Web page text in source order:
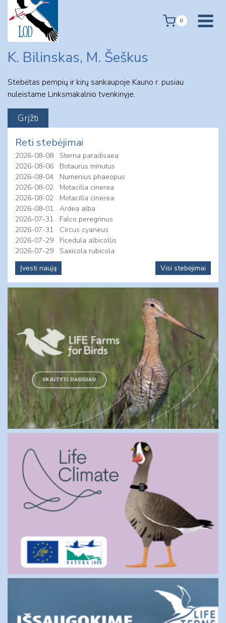
content
0
K. Bilinskas, M. Šeškus
Stebėtas pempių ir kirų sankaupoje Kauno r. pusiau
nuleistame Linksmakalnio tvenkinyje.
Reti stebėjimai
2026-08-08
Sterna paradisaea
2026-08-06
Botaurus minutus
2026-08-04
Numenius phaeopus
2026-08-02
Motacilla cinerea
2026-08-02
Motacilla cinerea
2026-08-01
Ardea alba
2026-07-31
Falco peregrinus
2026-07-31
Circus cyaneus
2026-07-29
Ficedula albicollis
2026-07-29
Saxicola rubicola
Įvesti naują
Visi stebėjimai